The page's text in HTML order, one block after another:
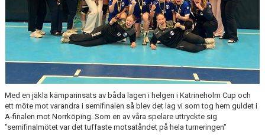
Med en jäkla kämparinsats av båda lagen i helgen i Katrineholm Cup och
ett möte mot varandra i semifinalen så blev det lag vi som tog hem guldet i
A-finalen mot Norrköping. Som en av våra spelare uttryckte sig
"semifinalmötet var det tuffaste motsatåndet på hela turneringen"